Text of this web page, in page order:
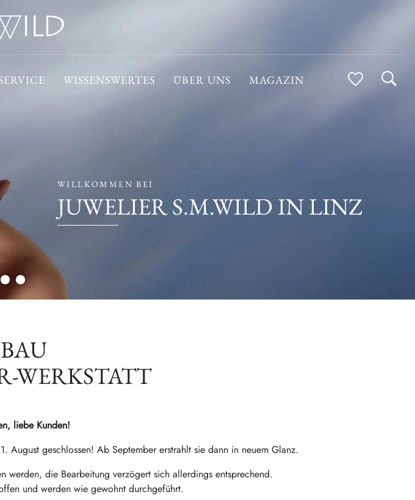
WISSENSWERTES ÜBER UNS MAGAZIN
WILLKOMMEN BEI
JUWELIER S.M.WILD IN LINZ
WERKSTATT
liebe Kunden!
August geschlossen! Ab September erstrahlt sie dann in neuem Glanz.
werden, die Bearbeitung verzögert sich allerdings entsprechend.
und werden wie gewohnt durchgeführt.